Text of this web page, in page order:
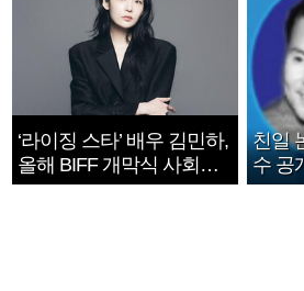
‘라이징 스타’ 배우 김민하,
올해 BIFF 개막식 사회자
확정
친일
수 공